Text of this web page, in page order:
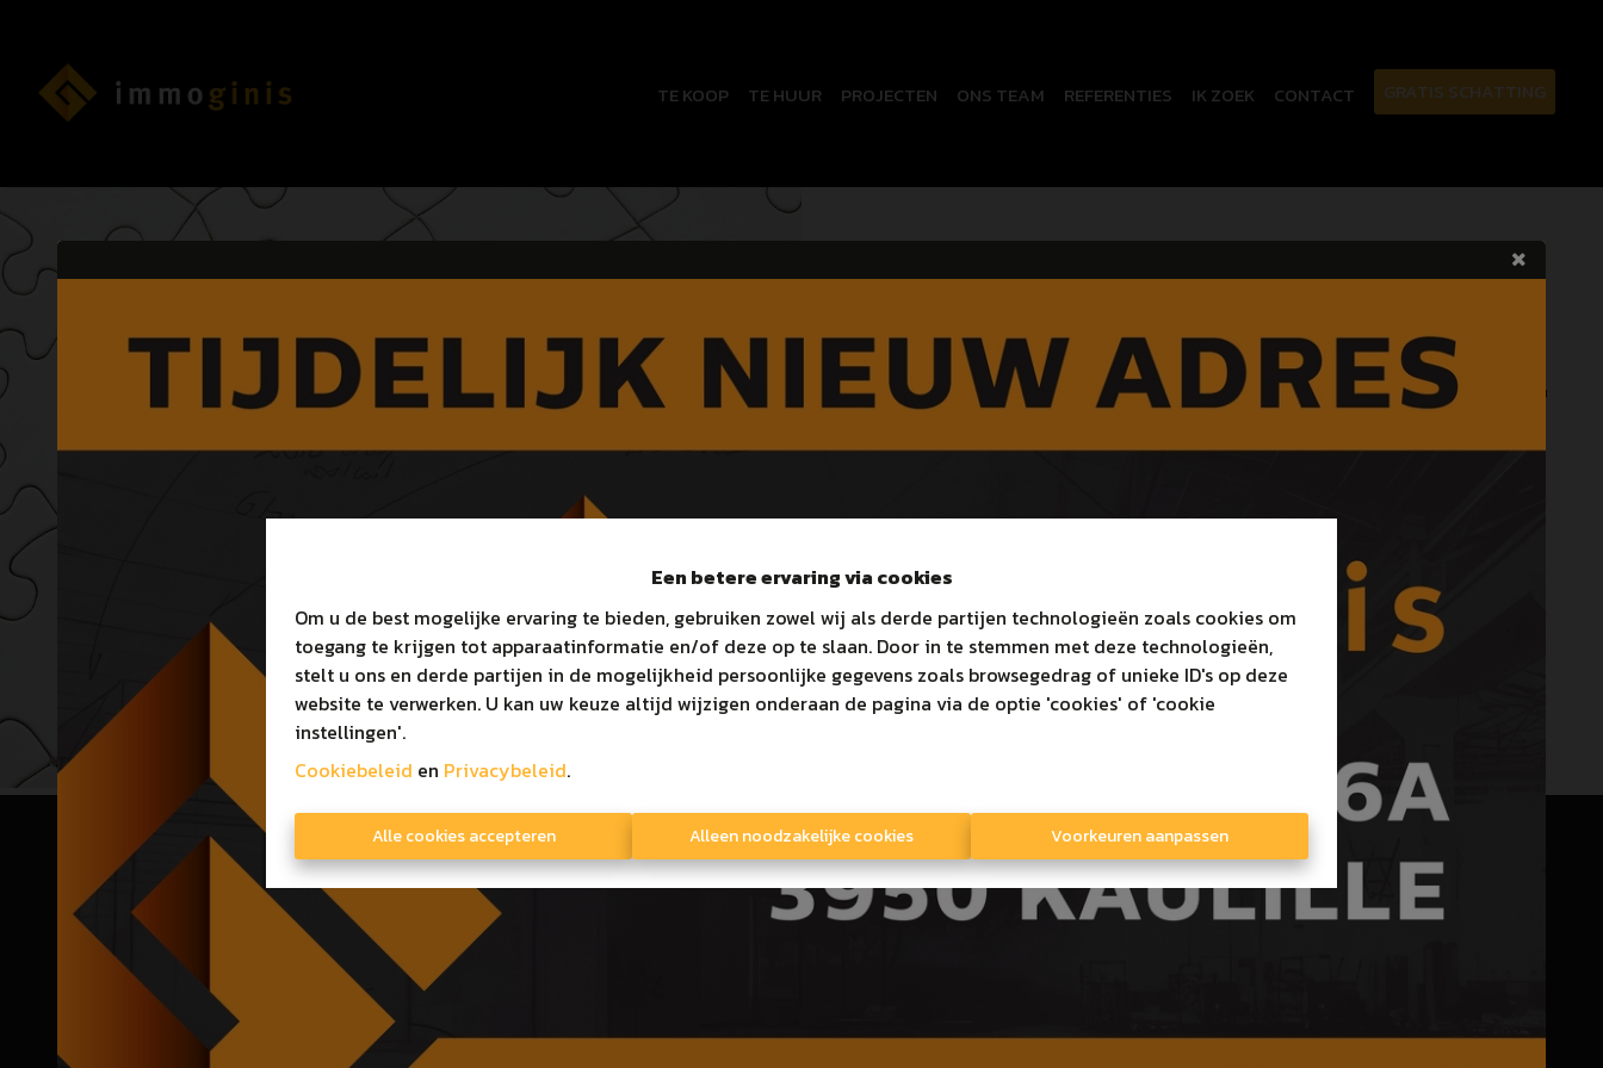
Een betere ervaring via cookies
Om u de best mogelijke ervaring te bieden, gebruiken zowel wij als derde partijen technologieën zoals cookies om
toegang te krijgen tot apparaatinformatie en/of deze op te slaan. Door in te stemmen met deze technologieën,
stelt u ons en derde partijen in de mogelijkheid persoonlijke gegevens zoals browsegedrag of unieke ID's op deze
website te verwerken. U kan uw keuze altijd wijzigen onderaan de pagina via de optie 'cookies' of 'cookie
instellingen'.
Cookiebeleid en Privacybeleid.
Alle cookies accepteren Alleen noodzakelijke cookies Voorkeuren aanpassen
TE KOOP TE HUUR PROJECTEN ONS TEAM REFERENTIES IK ZOEK CONTACT GRATIS SCHATTING
Oeps, deze pagina bestaat
niet meer
Te koop
Immo Ginis BV
Marsestraat 66A, 3950 Kaulille
011/52.52.52
Toezichthoudende autoriteit
Beroepsinstituut van vastgoedmakelaars
Lid van